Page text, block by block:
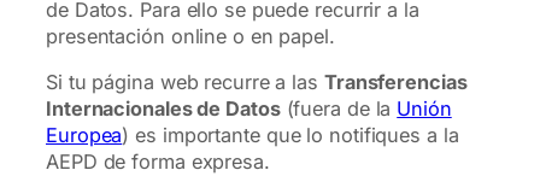
de Datos. Para ello se puede recurrir a la
presentación online o en papel.
Si tu página web recurre a las Transferencias
Internacionales de Datos(fuera de la Unión
Europea) es importante que lo notifiques a la
AEPD de forma expresa.